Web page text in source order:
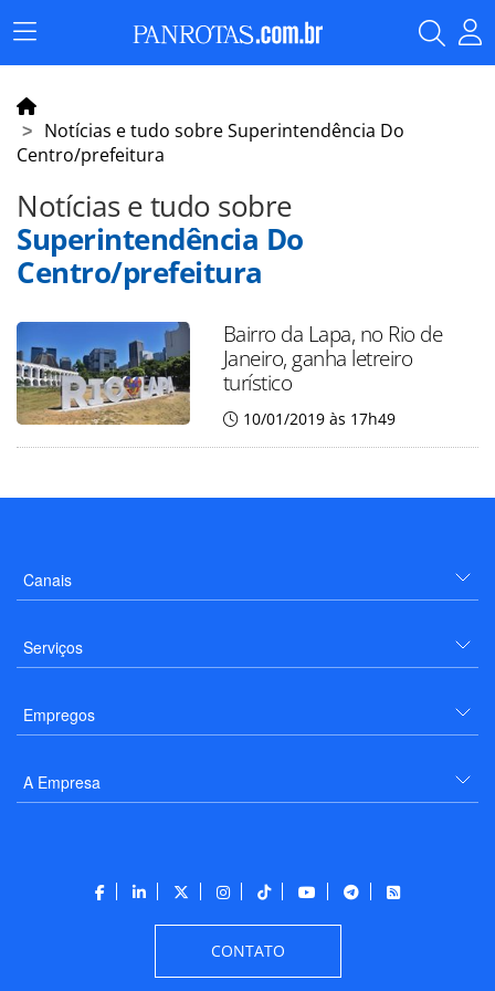
Menu
Principal
Notícias e tudo sobre Superintendência Do
Centro/prefeitura
Notícias e tudo sobre
Superintendência Do
Centro/prefeitura
Bairro da Lapa, no Rio de
Janeiro, ganha letreiro
turístico
10/01/2019 às 17h49
Canais
Serviços
Empregos
A Empresa
CONTATO